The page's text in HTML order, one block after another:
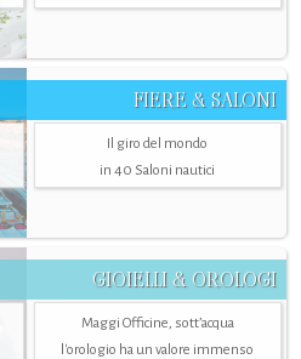
FIERE & SALONI
Il giro del mondo
in 40 Saloni nautici
GIOIELLI & OROLOGI
Maggi Officine, sott’acqua
l'orologio ha un valore immenso